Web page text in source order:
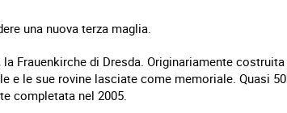
una nuova terza maglia.
Frauenkirche di Dresda. Originariamente costruita
e le sue rovine lasciate come memoriale. Quasi 50
completata nel 2005.